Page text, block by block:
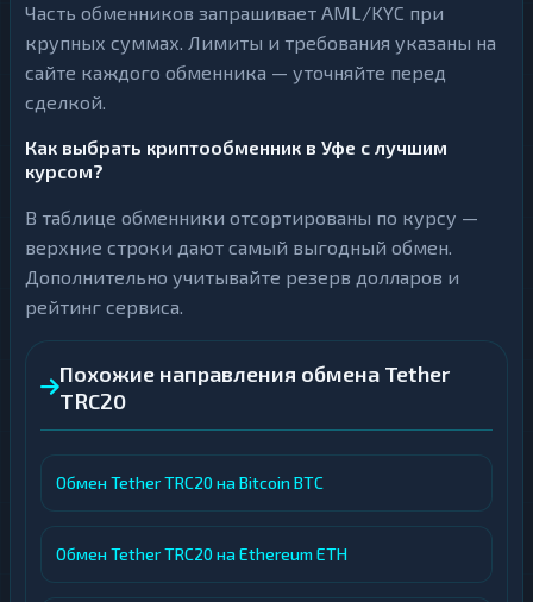
Часть обменников запрашивает AML/KYC при
крупных суммах. Лимиты и требования указаны на
сайте каждого обменника — уточняйте перед
сделкой.
Как выбрать криптообменник в Уфе с лучшим
курсом?
В таблице обменники отсортированы по курсу —
верхние строки дают самый выгодный обмен.
Дополнительно учитывайте резерв долларов и
рейтинг сервиса.
Похожие направления обмена Tether
TRC20
Обмен Tether TRC20 на Bitcoin BTC
Обмен Tether TRC20 на Ethereum ETH